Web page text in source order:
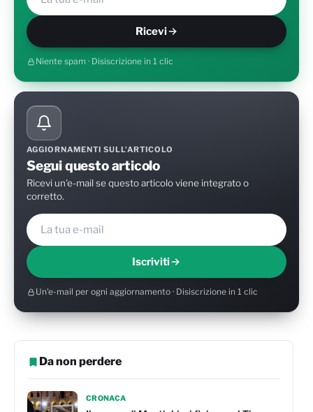
Ricevi
Niente spam · Disiscrizione in 1 clic
AGGIORNAMENTI SULL'ARTICOLO
Segui questo articolo
Ricevi un'e-mail se questo articolo viene integrato o
corretto.
Iscriviti
Un'e-mail per ogni aggiornamento · Disiscrizione in 1 clic
Da non perdere
CRONACA